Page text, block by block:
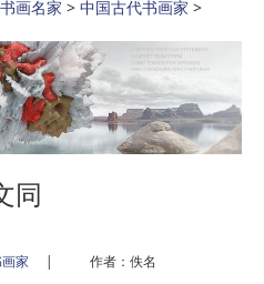
书画名家 > 中国古代书画家 >
同
家 | 作者：佚名